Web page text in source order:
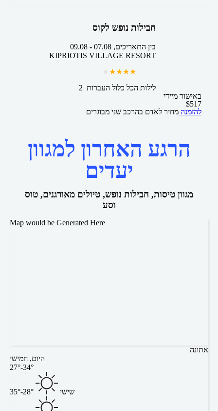
חבילות נופש לקוס
בין התאריכים, -
09.08
KIPRIOTIS VILLAGE RESORT
2 לילות הכל כלול העברות
באישור מיידי
$517
להזמנה מחיר לאדם בהרכב שני מבוגרים
הרגע האחרון למגוון
יעדים
מגוון טיסות, חבילות נופש, טיולים מאורגנים, טוס
וסע
Map would be Generated Here
אתונה
היום, חמישי
27°-34°
שישי 28°-35°